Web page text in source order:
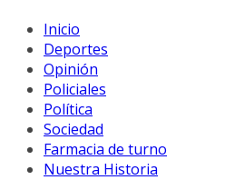
Inicio
Deportes
Opinión
Policiales
Política
Sociedad
Farmacia de turno
Nuestra Historia